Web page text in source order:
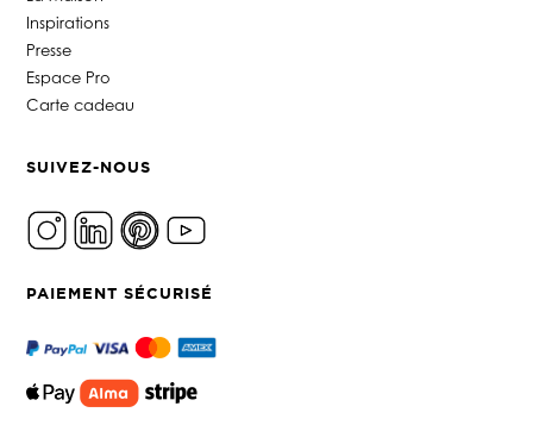
Inspirations
Presse
Espace Pro
Carte cadeau
SUIVEZ-NOUS
PAIEMENT SÉCURISÉ